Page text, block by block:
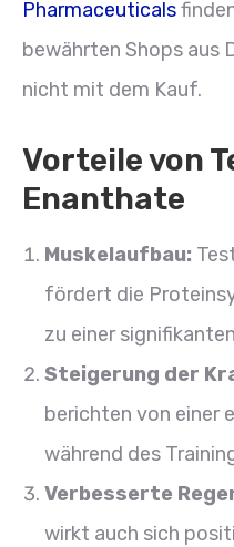
Pharmaceuticals
bewährten Shops aus
nicht mit dem Kauf.
Vorteile von
Enanthate
Muskelaufbau:
fördert die
zu einer
Steigerung der
berichten von einer
während des
Verbesserte
wirkt auch sich